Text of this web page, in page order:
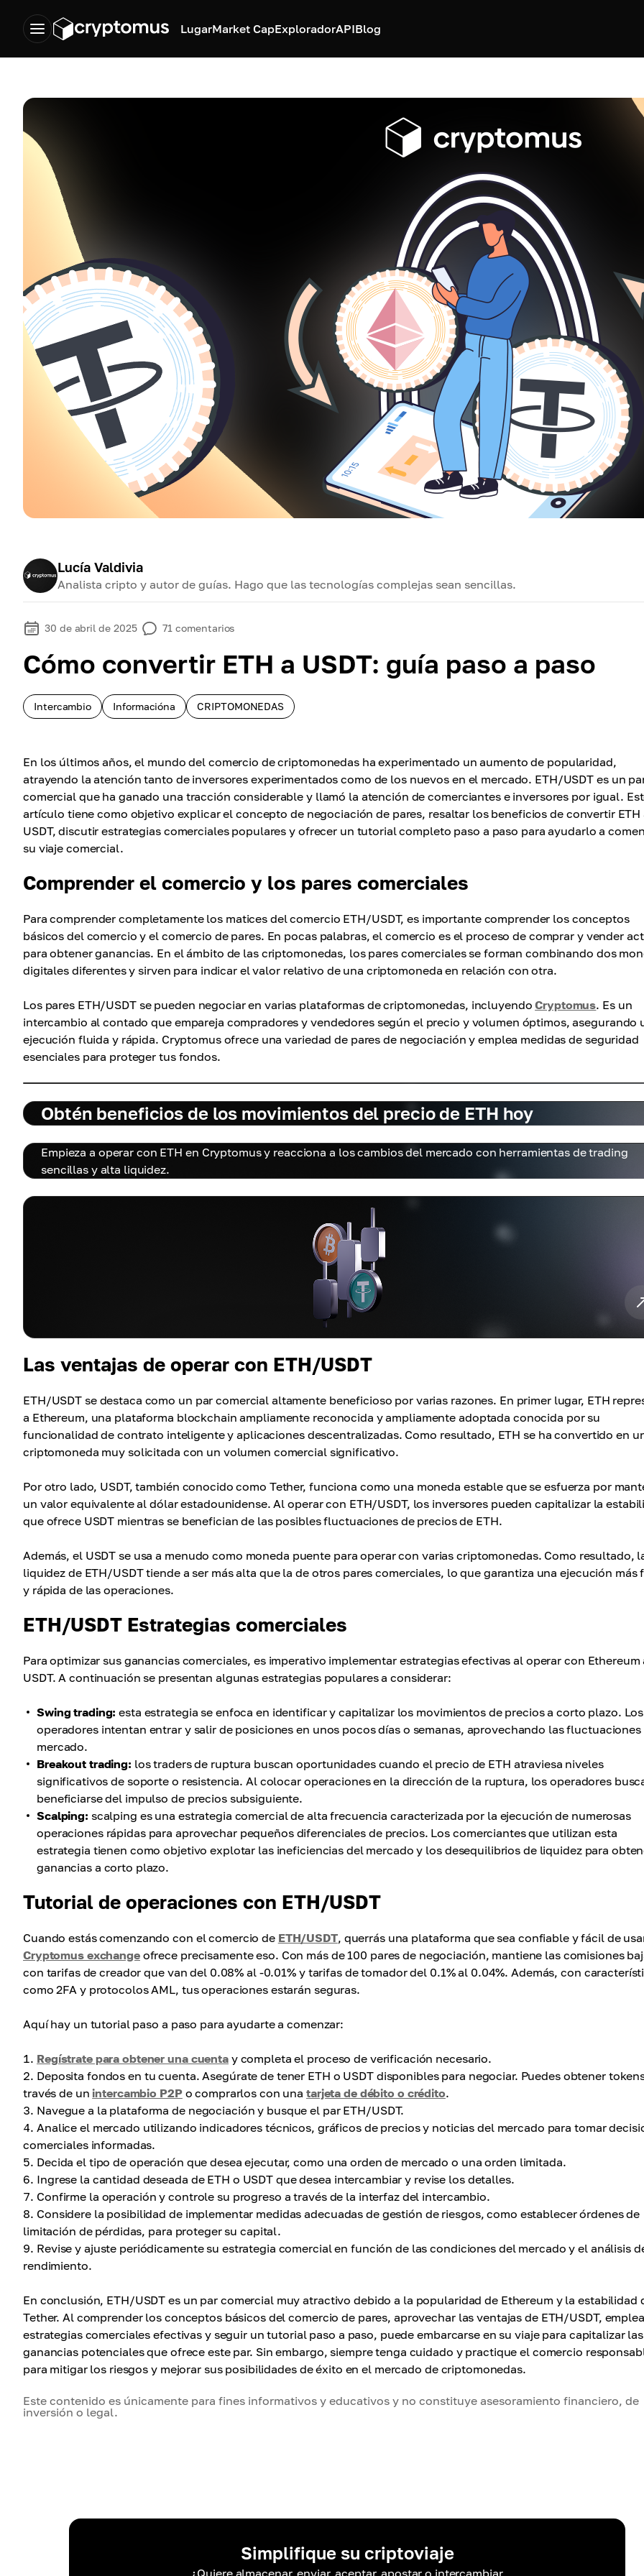
LugarMarket CapExploradorAPIBlog
Lucía Valdivia
Analista cripto y autor de guías. Hago que las tecnologías complejas sean sencillas.
30 de abril de 2025 71 comentarios
Cómo convertir ETH a USDT: guía paso a paso
Intercambio Informacióna CRIPTOMONEDAS
En los últimos años, el mundo del comercio de criptomonedas ha experimentado un aumento de popularidad,
atrayendo la atención tanto de inversores experimentados como de los nuevos en el mercado. ETH/USDT es un
comercial que ha ganado una tracción considerable y llamó la atención de comerciantes e inversores por igual.
artículo tiene como objetivo explicar el concepto de negociación de pares, resaltar los beneficios de convertir ETH
USDT, discutir estrategias comerciales populares y ofrecer un tutorial completo paso a paso para ayudarlo a
su viaje comercial.
Comprender el comercio y los pares comerciales
Para comprender completamente los matices del comercio ETH/USDT, es importante comprender los conceptos
básicos del comercio y el comercio de pares. En pocas palabras, el comercio es el proceso de comprar y vender
para obtener ganancias. En el ámbito de las criptomonedas, los pares comerciales se forman combinando dos
digitales diferentes y sirven para indicar el valor relativo de una criptomoneda en relación con otra.
Los pares ETH/USDT se pueden negociar en varias plataformas de criptomonedas, incluyendoCryptomus. Es un
intercambio al contado que empareja compradores y vendedores según el precio y volumen óptimos, asegurando
ejecución fluida y rápida. Cryptomus ofrece una variedad de pares de negociación y emplea medidas de seguridad
esenciales para proteger tus fondos.
Obtén beneficios de los movimientos del precio de ETH hoy
Empieza a operar con ETH en Cryptomus y reacciona a los cambios del mercado con herramientas de trading
sencillas y alta liquidez.
Las ventajas de operar con ETH/USDT
ETH/USDT se destaca como un par comercial altamente beneficioso por varias razones. En primer lugar, ETH
a Ethereum, una plataforma blockchain ampliamente reconocida y ampliamente adoptada conocida por su
funcionalidad de contrato inteligente y aplicaciones descentralizadas. Como resultado, ETH se ha convertido en
criptomoneda muy solicitada con un volumen comercial significativo.
Por otro lado, USDT, también conocido como Tether, funciona como una moneda estable que se esfuerza por
un valor equivalente al dólar estadounidense. Al operar con ETH/USDT, los inversores pueden capitalizar la
que ofrece USDT mientras se benefician de las posibles fluctuaciones de precios de ETH.
Además, el USDT se usa a menudo como moneda puente para operar con varias criptomonedas. Como resultado,
liquidez de ETH/USDT tiende a ser más alta que la de otros pares comerciales, lo que garantiza una ejecución más
y rápida de las operaciones.
ETH/USDT Estrategias comerciales
Para optimizar sus ganancias comerciales, es imperativo implementar estrategias efectivas al operar con Ethereum
USDT. A continuación se presentan algunas estrategias populares a considerar:
Swing trading: esta estrategia se enfoca en identificar y capitalizar los movimientos de precios a corto plazo. Los
operadores intentan entrar y salir de posiciones en unos pocos días o semanas, aprovechando las fluctuaciones
mercado.
Breakout trading: los traders de ruptura buscan oportunidades cuando el precio de ETH atraviesa niveles
significativos de soporte o resistencia. Al colocar operaciones en la dirección de la ruptura, los operadores
beneficiarse del impulso de precios subsiguiente.
Scalping: scalping es una estrategia comercial de alta frecuencia caracterizada por la ejecución de numerosas
operaciones rápidas para aprovechar pequeños diferenciales de precios. Los comerciantes que utilizan esta
estrategia tienen como objetivo explotar las ineficiencias del mercado y los desequilibrios de liquidez para
ganancias a corto plazo.
Tutorial de operaciones con ETH/USDT
Cuando estás comenzando con el comercio de ETH/USDT, querrás una plataforma que sea confiable y fácil de
Cryptomus exchangeofrece precisamente eso. Con más de 100 pares de negociación, mantiene las comisiones
con tarifas de creador que van del 0.08% al -0.01% y tarifas de tomador del 0.1% al 0.04%. Además, con
como 2FA y protocolos AML, tus operaciones estarán seguras.
Aquí hay un tutorial paso a paso para ayudarte a comenzar:
Regístrate para obtener una cuentay completa el proceso de verificación necesario.
Deposita fondos en tu cuenta. Asegúrate de tener ETH o USDT disponibles para negociar. Puedes obtener
través de unintercambio P2Po comprarlos con unatarjeta de débito o crédito.
Navegue a la plataforma de negociación y busque el par ETH/USDT.
Analice el mercado utilizando indicadores técnicos, gráficos de precios y noticias del mercado para tomar
comerciales informadas.
Decida el tipo de operación que desea ejecutar, como una orden de mercado o una orden limitada.
Ingrese la cantidad deseada de ETH o USDT que desea intercambiar y revise los detalles.
Confirme la operación y controle su progreso a través de la interfaz del intercambio.
Considere la posibilidad de implementar medidas adecuadas de gestión de riesgos, como establecer órdenes de
limitación de pérdidas, para proteger su capital.
Revise y ajuste periódicamente su estrategia comercial en función de las condiciones del mercado y el análisis
rendimiento.
En conclusión, ETH/USDT es un par comercial muy atractivo debido a la popularidad de Ethereum y la estabilidad
Tether. Al comprender los conceptos básicos del comercio de pares, aprovechar las ventajas de ETH/USDT,
estrategias comerciales efectivas y seguir un tutorial paso a paso, puede embarcarse en su viaje para capitalizar las
ganancias potenciales que ofrece este par. Sin embargo, siempre tenga cuidado y practique el comercio
para mitigar los riesgos y mejorar sus posibilidades de éxito en el mercado de criptomonedas.
Este contenido es únicamente para fines informativos y educativos y no constituye asesoramiento financiero, de
inversión o legal.
Simplifique su criptoviaje
¿Quiere almacenar, enviar, aceptar, apostar o intercambiar